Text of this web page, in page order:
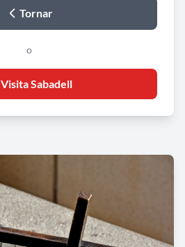
Tornar
o
Visita Sabadell